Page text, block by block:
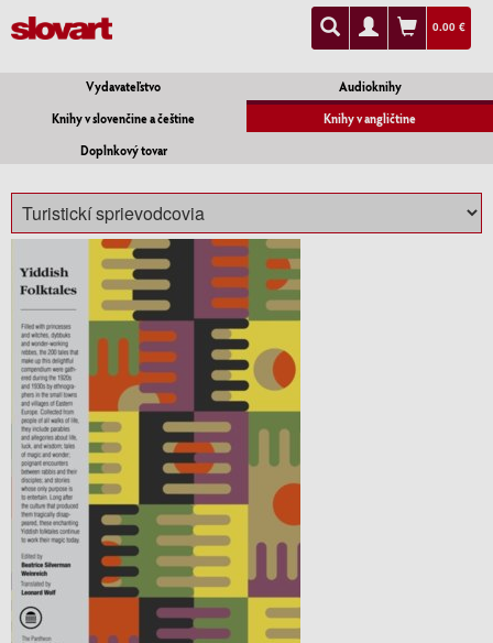
0.00 €
Vydavateľstvo
Audioknihy
Knihy v slovenčine a češtine
Knihy v angličtine
Doplnkový tovar